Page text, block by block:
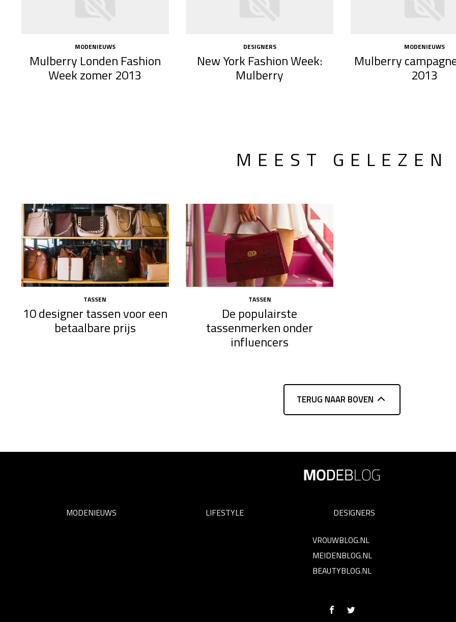
MODENIEUWS
Mulberry Londen Fashion
Week zomer 2013
DESIGNERS
New York Fashion Week:
Mulberry
MODENIEUWS
Mulberry
2013
MEEST GELEZEN
TASSEN
10 designer tassen voor een
betaalbare prijs
TASSEN
De populairste
tassenmerken onder
influencers
TERUG NAAR BOVEN
MODENIEUWS LIFESTYLE DESIGNERS
VROUWBLOG.NL
MEIDENBLOG.NL
BEAUTYBLOG.NL